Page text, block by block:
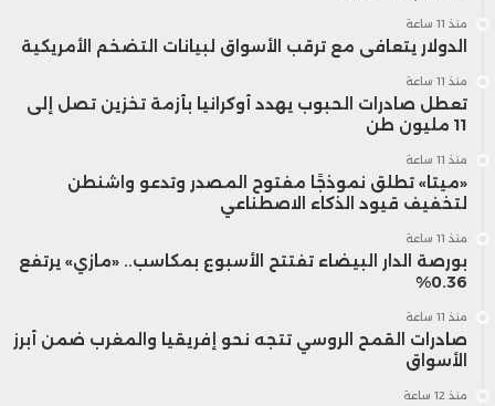
منذ 11 ساعة
الدولار يتعافى مع ترقب الأسواق لبيانات التضخم الأمريكية
منذ 11 ساعة
تعطل صادرات الحبوب يهدد أوكرانيا بأزمة تخزين تصل إلى
11 مليون طن
منذ 11 ساعة
«ميتا» تطلق نموذجًا مفتوح المصدر وتدعو واشنطن
لتخفيف قيود الذكاء الاصطناعي
منذ 11 ساعة
بورصة الدار البيضاء تفتتح الأسبوع بمكاسب.. «مازي» يرتفع
0.36%
منذ 11 ساعة
صادرات القمح الروسي تتجه نحو إفريقيا والمغرب ضمن أبرز
الأسواق
منذ 12 ساعة